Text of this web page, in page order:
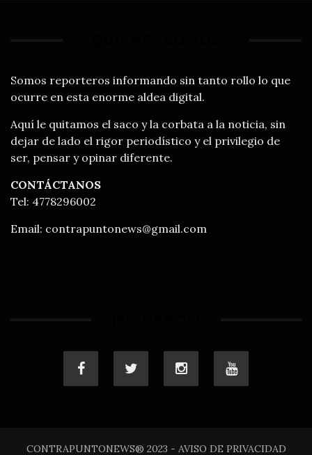
Somos reporteros informando sin tanto rollo lo que
ocurre en esta enorme aldea digital.
Aquí le quitamos el saco y la corbata a la noticia, sin
dejar de lado el rigor periodístico y el privilegio de
ser, pensar y opinar diferente.
CONTÁCTANOS
Tel: 4778296002
Email: contrapuntonews@gmail.com
CONTRAPUNTONEWS® 2023 - AVISO DE PRIVACIDAD